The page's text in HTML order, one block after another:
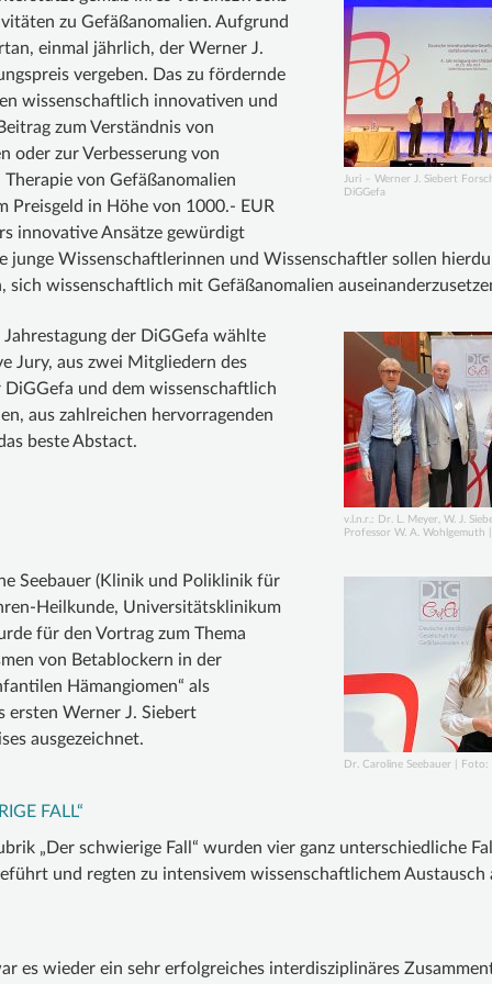
Juri – Werner J. Siebert
DiGGefa
zu Gefäßanomalien. Aufgrund
einmal jährlich, der Werner J.
vergeben. Das zu fördernde
wissenschaftlich innovativen und
zum Verständnis von
oder zur Verbesserung von
von Gefäßanomalien
Preisgeld in Höhe von 1000.- EUR
innovative Ansätze gewürdigt
junge Wissenschaftlerinnen und Wissenschaftler sollen
sich wissenschaftlich mit Gefäßanomalien
v.l.n.r.: Dr. L. Meyer, W. J.
Professor W. A. Wohlgemuth
Jahrestagung der DiGGefa wählte
Jury, aus zwei Mitgliedern des
DiGGefa und dem wissenschaftlich
aus zahlreichen hervorragenden
beste Abstact.
Dr. Caroline Seebauer | Foto:
Seebauer (Klinik und Poliklinik für
Heilkunde, Universitätsklinikum
für den Vortrag zum Thema
von Betablockern in der
Hämangiomen“ als
ersten Werner J. Siebert
ausgezeichnet.
FALL“
„Der schwierige Fall“ wurden vier ganz unterschiedliche
und regten zu intensivem wissenschaftlichem Austausch
es wieder ein sehr erfolgreiches interdisziplinäres